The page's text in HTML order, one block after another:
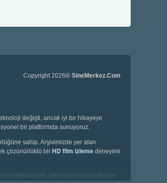
Copyright 2026© SineMerkez.Com
değişti, ancak iyi bir hikayeye
bir platformda sunuyoruz.
sahip. Arşivimizde yer alan
çözünürlüklü bir HD film izleme deneyimi
seçeneklerimizle; isterseniz orijinal dilinde